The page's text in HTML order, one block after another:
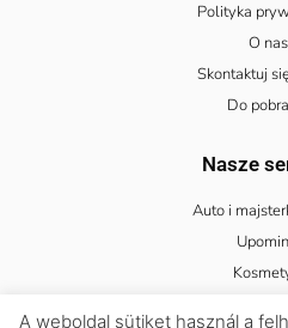
Polityka
O nas
Skontaktuj
Do
Nasze
Auto i
A weboldal sütiket használ a